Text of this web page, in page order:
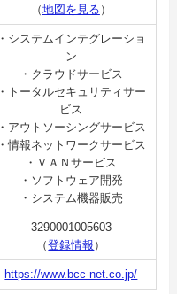
（地図を見る ）
・システムインテグレーショ
ン
・クラウドサービス
・トータルセキュリティサー
ビス
・アウトソーシングサービス
・情報ネットワークサービス
・ＶＡＮサービス
・ソフトウェア開発
・システム機器販売
3290001005603
（登録情報 ）
https://www.bcc-net.co.jp/